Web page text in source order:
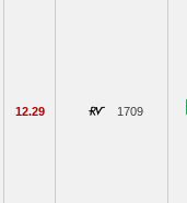
12.29 1709